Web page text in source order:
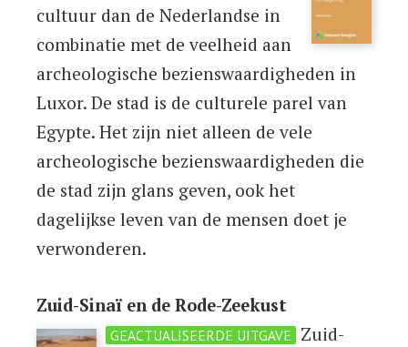
cultuur dan de Nederlandse in
combinatie met de veelheid aan
archeologische bezienswaardigheden in
Luxor. De stad is de culturele parel van
Egypte. Het zijn niet alleen de vele
archeologische bezienswaardigheden die
de stad zijn glans geven, ook het
dagelijkse leven van de mensen doet je
verwonderen.
Zuid-Sinaï en de Rode-Zeekust
GEACTUALISEERDE UITGAVE Zuid-